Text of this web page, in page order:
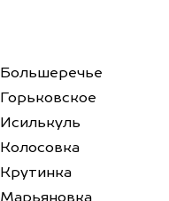
Большеречье
Горьковское
Исилькуль
Колосовка
Крутинка
Марьяновка